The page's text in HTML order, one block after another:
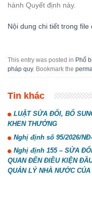
hành Quyết định này.
Nội dung chi tiết trong file
This entry was posted in Phổ
pháp quy. Bookmark the
Tin khác
LUẬT SỬA ĐỔI, BỔ
KHEN THƯỞNG
Nghị định số 95/2026/
Nghị định 155 – SỬA
QUAN ĐẾN ĐIỀU KIỆN
QUẢN LÝ NHÀ NƯỚC